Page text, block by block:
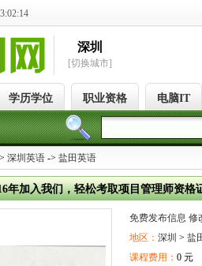
深圳
[切换城市]
学历学位 职业资格 电脑IT
深圳英语 -> 盐田英语
年加入我们，轻松考取项目管理师资格
免费发布信息 修
地区： 深圳 > 盐
课程费用： 0 元